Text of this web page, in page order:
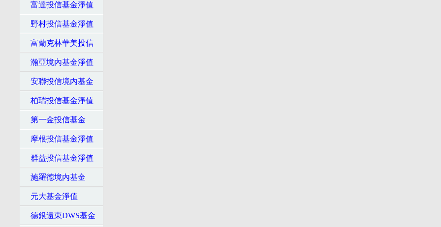
富達投信基金淨值
野村投信基金淨值
富蘭克林華美投信
瀚亞境內基金淨值
安聯投信境內基金
柏瑞投信基金淨值
第一金投信基金
摩根投信基金淨值
群益投信基金淨值
施羅德境內基金
元大基金淨值
德銀遠東DWS基金